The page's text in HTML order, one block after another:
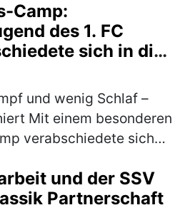
des
Camp:
des 1. FC
sich in die
und wenig Schlaf –
Mit einem besonderen
verabschiedete sich
Abschluss…(mehr)
und der SSV
Partnerschaft